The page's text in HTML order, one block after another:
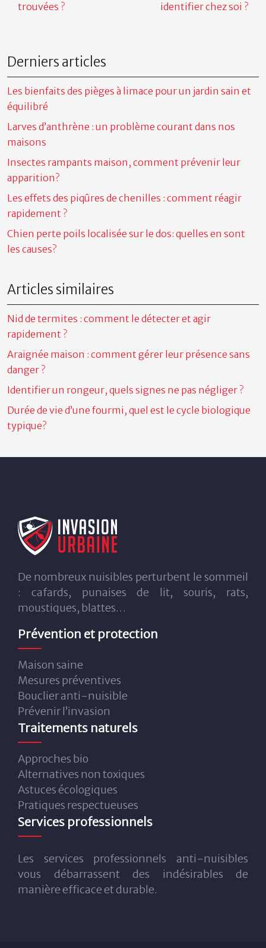
trouvées ?
identifier chez soi ?
Derniers articles
Les bienfaits des pièges à limace pour un jardin sain et
équilibré
Larves d’anthrène : un problème courant dans nos
maisons
Insectes rampants maison, comment prévenir leur
apparition?
Les effets des piqûres de chenilles : comment réagir
rapidement ?
Chien perte poils localisée sur le dos: quelles en sont
les causes?
Articles similaires
Nid de termites : comment le détecter et agir
rapidement ?
Araignée maison : comment gérer leur présence sans
danger ?
Identifier un rongeur, quels signes ne pas négliger ?
Durée de vie d’une fourmi, quel est le cycle biologique
typique?
De nombreux nuisibles perturbent le sommeil
: cafards, punaises de lit, souris, rats,
moustiques, blattes…
Prévention et protection
Maison saine
Mesures préventives
Bouclier anti-nuisible
Prévenir l’invasion
Traitements naturels
Approches bio
Alternatives non toxiques
Astuces écologiques
Pratiques respectueuses
Services professionnels
Les services professionnels anti-nuisibles
vous débarrassent des indésirables de
manière efficace et durable.